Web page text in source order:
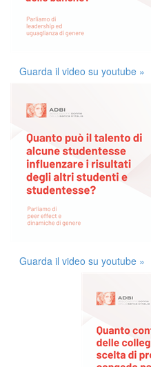
Guarda il video su youtube »
Guarda il video su youtube »